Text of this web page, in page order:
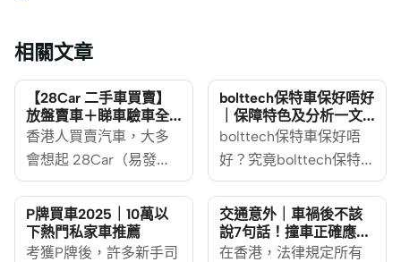
相關文章
【28Car 二手車買賣】
放盤賣車＋睇車驗車全
攻略｜新手買賣二手車
必讀
香港人買賣汽車，大多
會想起 28Car（易發車
網）。本文一文教你由
28Car 註冊、放盤賣
車，到買家如何睇車、
驗車、避開買賣陷阱，
bolttech保特車保好唔好
｜保障特色及分析一文
睇清
bolttech保特車保好唔
好？究竟bolttech保特車
保包含什麼保障？相信
好多準備投購汽車保險
的車主都非常想知道。
其實要分析一份車保，
P牌買車2025｜10萬以
下熱門私家車推薦
考獲P牌後，許多新手司
交通意外｜車禍後不該
說7句話！撞車正確應對
步驟
在香港，法律規定所有